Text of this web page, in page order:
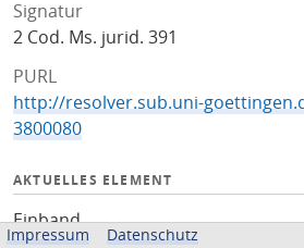
Signatur
2 Cod. Ms. jurid. 391
PURL
http://resolver.sub.uni-
3800080
AKTUELLES ELEMENT
Einband
Impressum Datenschutz